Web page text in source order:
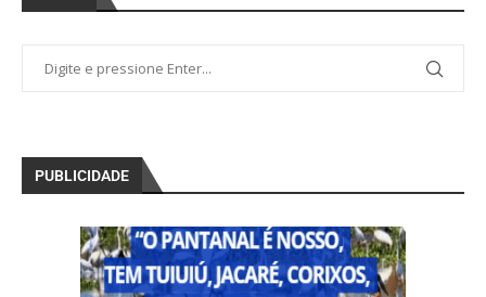
PUBLICIDADE